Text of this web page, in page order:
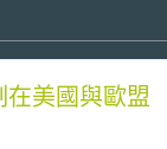
在美國與歐盟